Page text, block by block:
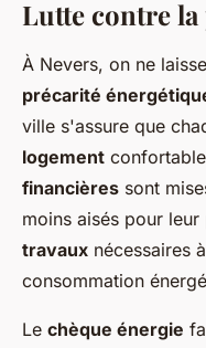
Lutte contre
À Nevers, on ne
précarité
ville s'assure que
logement
financières sont
moins aisés pour
travaux nécessaires
consommation
Le chèque énergie